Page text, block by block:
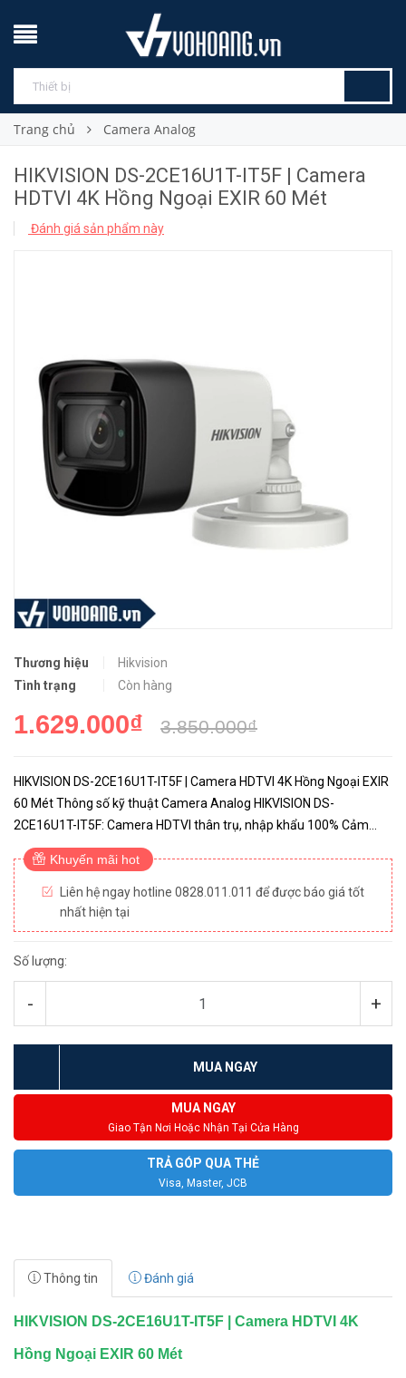
Trang chủ Camera Analog
HIKVISION DS-2CE16U1T-IT5F | Camera
HDTVI 4K Hồng Ngoại EXIR 60 Mét
Đánh giá sản phẩm này
Thương hiệu
Hikvision
Tình trạng
Còn hàng
1.629.000₫ 3.850.000₫
HIKVISION DS-2CE16U1T-IT5F | Camera HDTVI 4K Hồng Ngoại EXIR
60 Mét Thông số kỹ thuật Camera Analog HIKVISION DS-
2CE16U1T-IT5F: Camera HDTVI thân trụ, nhập khẩu 100% Cảm
biến: CMOS 8Mp. ​Độ nhạy sáng 0.01 Lux@(F1.2, AGC ON) Độ phân
giải: 8...
Khuyến mãi hot
Liên hệ ngay hotline 0828.011.011 để được báo giá tốt
nhất hiện tại
Số lượng:
- +
MUA NGAY
MUA NGAY
Giao Tận Nơi Hoặc Nhận Tại Cửa Hàng
TRẢ GÓP QUA THẺ
Visa, Master, JCB
Thông tin Đánh giá
HIKVISION DS-2CE16U1T-IT5F | Camera HDTVI 4K
Hồng Ngoại EXIR 60 Mét